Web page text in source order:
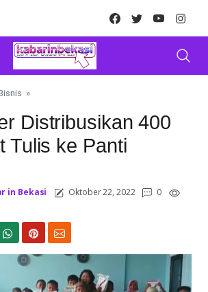
Facebook
TwitterYoutube
»
Distribusikan 400
Tulis ke Panti
in Bekasi Oktober 22, 2022
0